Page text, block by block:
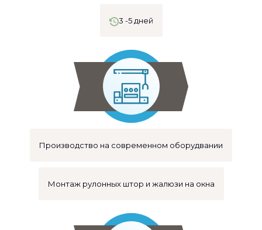
3 -5 дней
Производство на современном оборудвании
Монтаж рулонных штор и жалюзи на окна